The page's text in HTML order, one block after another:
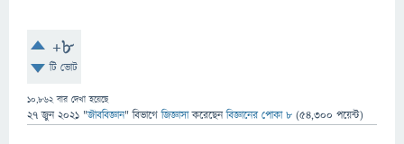
+8
টি ভোট
10,862বার দেখা হয়েছে
27 জুন 2021 "জীববিজ্ঞান" বিভাগে জিজ্ঞাসাকরেছেনবিজ্ঞানের পোকা ৮ (54,300 পয়েন্ট)